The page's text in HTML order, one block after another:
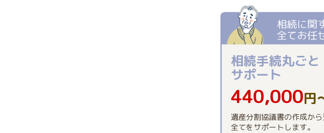
相続に関
全てお任
相続手続丸ごと
サポート
440,000円
遺産分割協議書の作成か
全てをサポートします。